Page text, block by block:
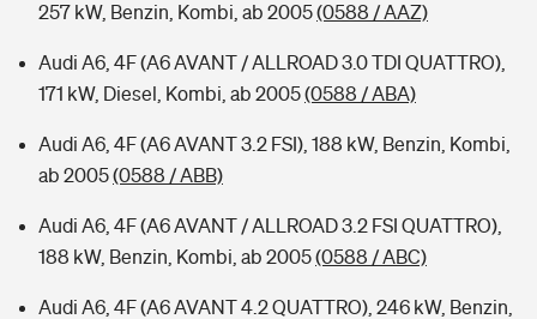
257 kW, Benzin, Kombi, ab 2005(0588 / AAZ)
Audi A6, 4F (A6 AVANT / ALLROAD 3.0 TDI QUATTRO),
171 kW, Diesel, Kombi, ab 2005(0588 / ABA)
Audi A6, 4F (A6 AVANT 3.2 FSI), 188 kW, Benzin, Kombi,
ab 2005(0588 / ABB)
Audi A6, 4F (A6 AVANT / ALLROAD 3.2 FSI QUATTRO),
188 kW, Benzin, Kombi, ab 2005(0588 / ABC)
Audi A6, 4F (A6 AVANT 4.2 QUATTRO), 246 kW, Benzin,